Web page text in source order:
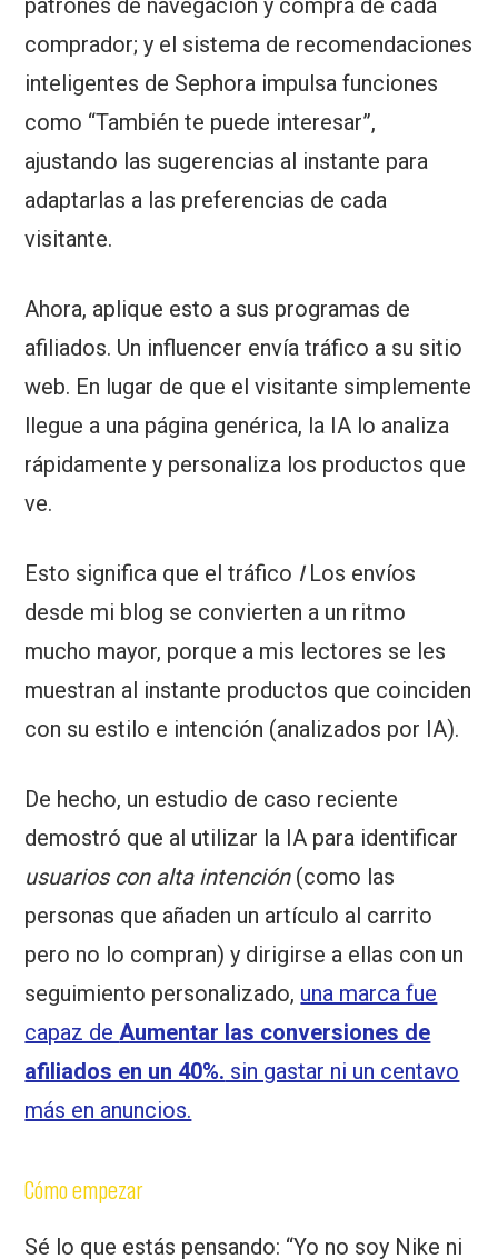
patrones de navegación y compra de cada
comprador; y el sistema de recomendaciones
inteligentes de Sephora impulsa funciones
como “También te puede interesar”,
ajustando las sugerencias al instante para
adaptarlas a las preferencias de cada
visitante.
Ahora, aplique esto a sus programas de
afiliados. Un influencer envía tráfico a su sitio
web. En lugar de que el visitante simplemente
llegue a una página genérica, la IA lo analiza
rápidamente y personaliza los productos que
ve.
Esto significa que el tráfico ILos envíos
desde mi blog se convierten a un ritmo
mucho mayor, porque a mis lectores se les
muestran al instante productos que coinciden
con su estilo e intención (analizados por IA).
De hecho, un estudio de caso reciente
demostró que al utilizar la IA para identificar
usuarios con alta intención(como las
personas que añaden un artículo al carrito
pero no lo compran) y dirigirse a ellas con un
seguimiento personalizado, una marca fue
capaz deAumentar las conversiones de
afiliados en un 40%. sin gastar ni un centavo
más en anuncios.
Cómo empezar
Sé lo que estás pensando: “Yo no soy Nike ni